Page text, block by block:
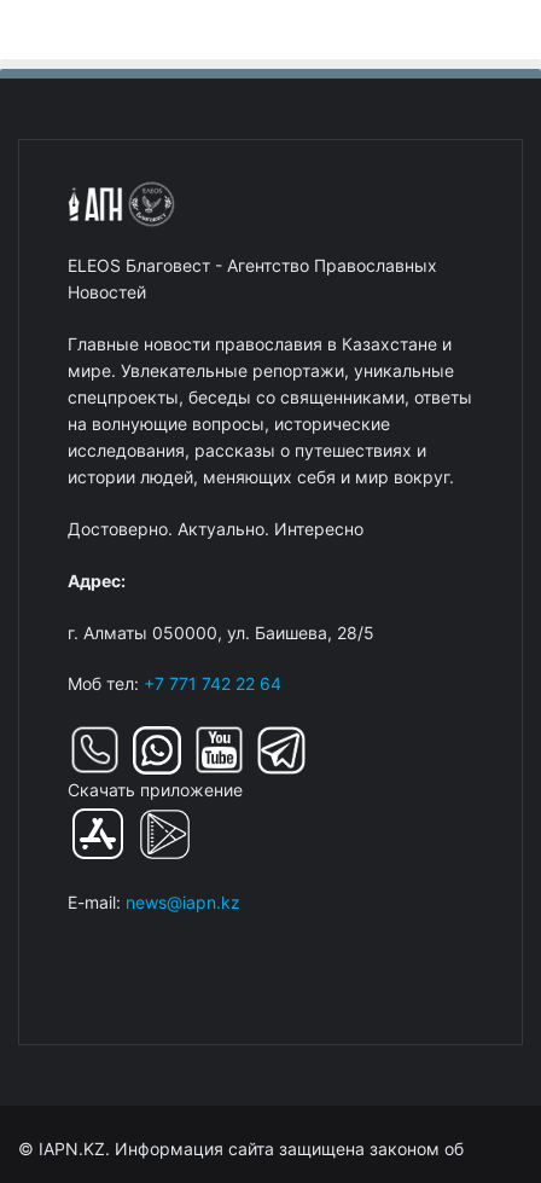
ELEOS Благовест - Агентство Православных
Новостей
Главные новости православия в Казахстане и
мире. Увлекательные репортажи, уникальные
спецпроекты, беседы со священниками, ответы
на волнующие вопросы, исторические
исследования, рассказы о путешествиях и
истории людей, меняющих себя и мир вокруг.
Достоверно. Актуально. Интересно
Адрес:
г. Алматы 050000, ул. Баишева, 28/5
Моб тел: +7 771 742 22 64
Скачать приложение
E-mail: news@iapn.kz
© IAPN.KZ. Информация сайта защищена законом об